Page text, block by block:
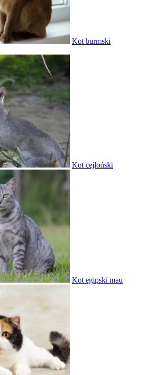
Kot burmski
Kot cejloński
Kot egipski mau